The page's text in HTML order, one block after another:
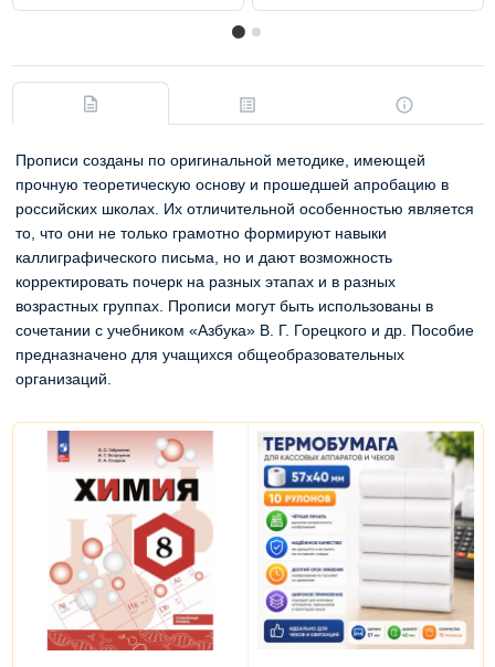
Прописи созданы по оригинальной методике, имеющей
прочную теоретическую основу и прошедшей апробацию в
российских школах. Их отличительной особенностью является
то, что они не только грамотно формируют навыки
каллиграфического письма, но и дают возможность
корректировать почерк на разных этапах и в разных
возрастных группах. Прописи могут быть использованы в
сочетании с учебником «Азбука» В. Г. Горецкого и др. Пособие
предназначено для учащихся общеобразовательных
организаций.